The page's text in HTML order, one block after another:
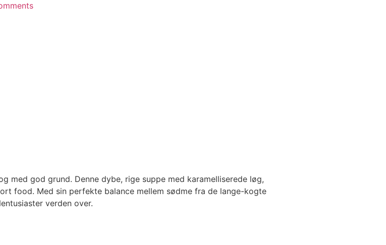
med god grund. Denne dybe, rige suppe med karamelliserede løg,
food. Med sin perfekte balance mellem sødme fra de lange-kogte
verden over.